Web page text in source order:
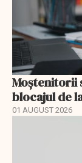
Moștenitorii
blocajul de
01 AUGUST 2026